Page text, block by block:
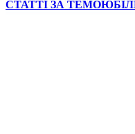
СТАТТІ ЗА ТЕМОЮ